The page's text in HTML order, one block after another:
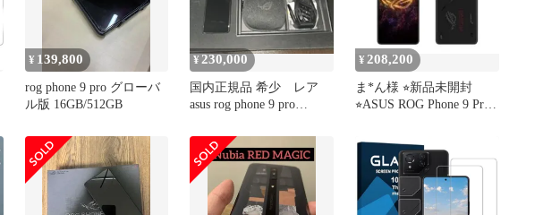
¥ 139,800
rog phone 9 pro グローバ
ル版 16GB/512GB
¥230,000
国内正規品 希少 レア
asus rog phone 9 pro
¥208,200
ま*ん様 ⭐︎新品未開封
⭐︎ASUS ROG Phone 9 Pro